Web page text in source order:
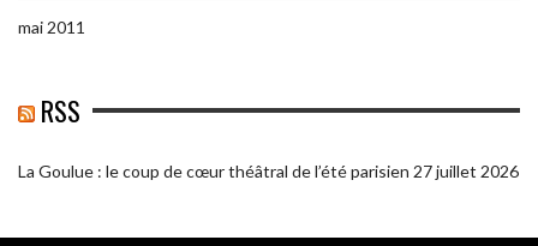
mai 2011
RSS
La Goulue : le coup de cœur théâtral de l’été parisien 27 juillet 2026